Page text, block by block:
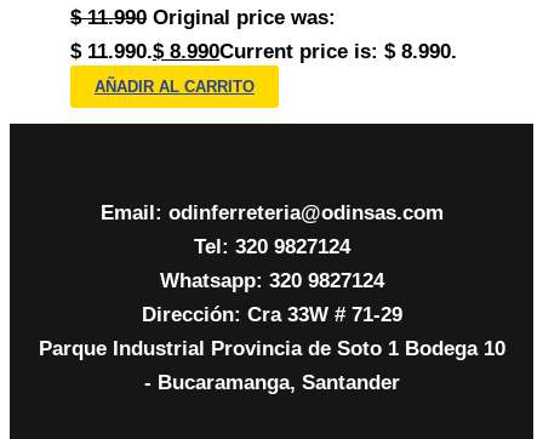
$11.990 Original price was:
$ 11.990.$8.990Current price is: $ 8.990.
AÑADIR AL CARRITO
Email: odinferreteria@odinsas.com
Tel: 320 9827124
Whatsapp: 320 9827124
Dirección: Cra 33W # 71-29
Parque Industrial Provincia de Soto 1 Bodega 10
- Bucaramanga, Santander